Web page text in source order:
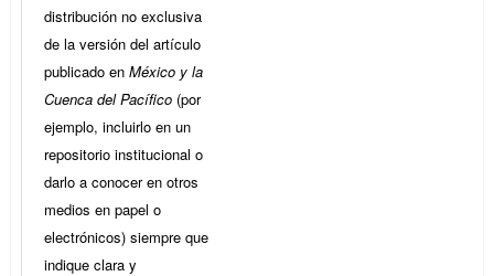
distribución no exclusiva
de la versión del artículo
publicado en México y la
Cuenca del Pacífico (por
ejemplo, incluirlo en un
repositorio institucional o
darlo a conocer en otros
medios en papel o
electrónicos) siempre que
indique clara y